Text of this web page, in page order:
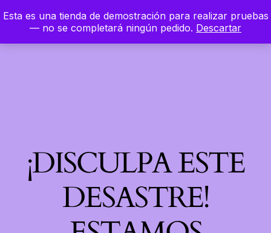
Esta es una tienda de demostración para realizar pruebas
— no se completará ningún pedido. Descartar
Hierbaloca LinkedIn
Instagram
Facebook
Acceder
¡DISCULPA ESTE
DESASTRE!